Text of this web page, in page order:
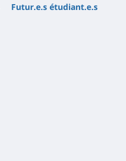
Futur.e.s étudiant.e.s